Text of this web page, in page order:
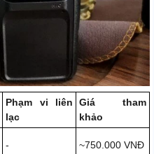
Phạm vi liên
lạc
Giá tham
khảo
- ~750.000 VNĐ